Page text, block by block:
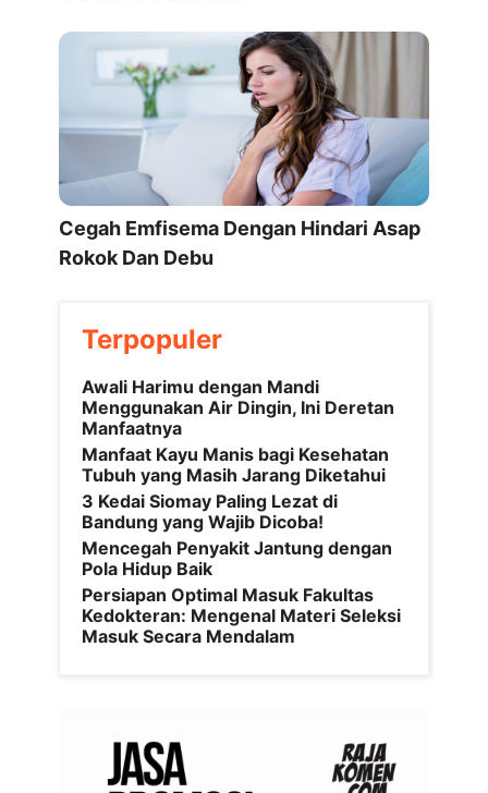
Cegah Emfisema Dengan Hindari Asap
Rokok Dan Debu
Terpopuler
Awali Harimu dengan Mandi
Menggunakan Air Dingin, Ini Deretan
Manfaatnya
Manfaat Kayu Manis bagi Kesehatan
Tubuh yang Masih Jarang Diketahui
3 Kedai Siomay Paling Lezat di
Bandung yang Wajib Dicoba!
Mencegah Penyakit Jantung dengan
Pola Hidup Baik
Persiapan Optimal Masuk Fakultas
Kedokteran: Mengenal Materi Seleksi
Masuk Secara Mendalam